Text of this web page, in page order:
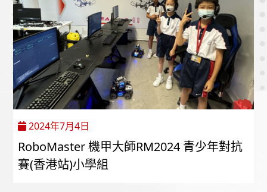
2024年7月4日
RoboMaster 機甲大師RM2024 青少年對抗
賽(香港站)小學組